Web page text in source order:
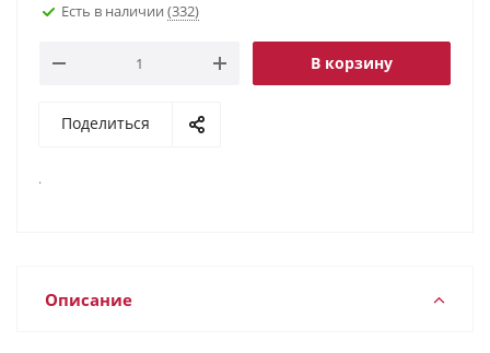
Есть в наличии (332)
В корзину
Поделиться
.
Описание